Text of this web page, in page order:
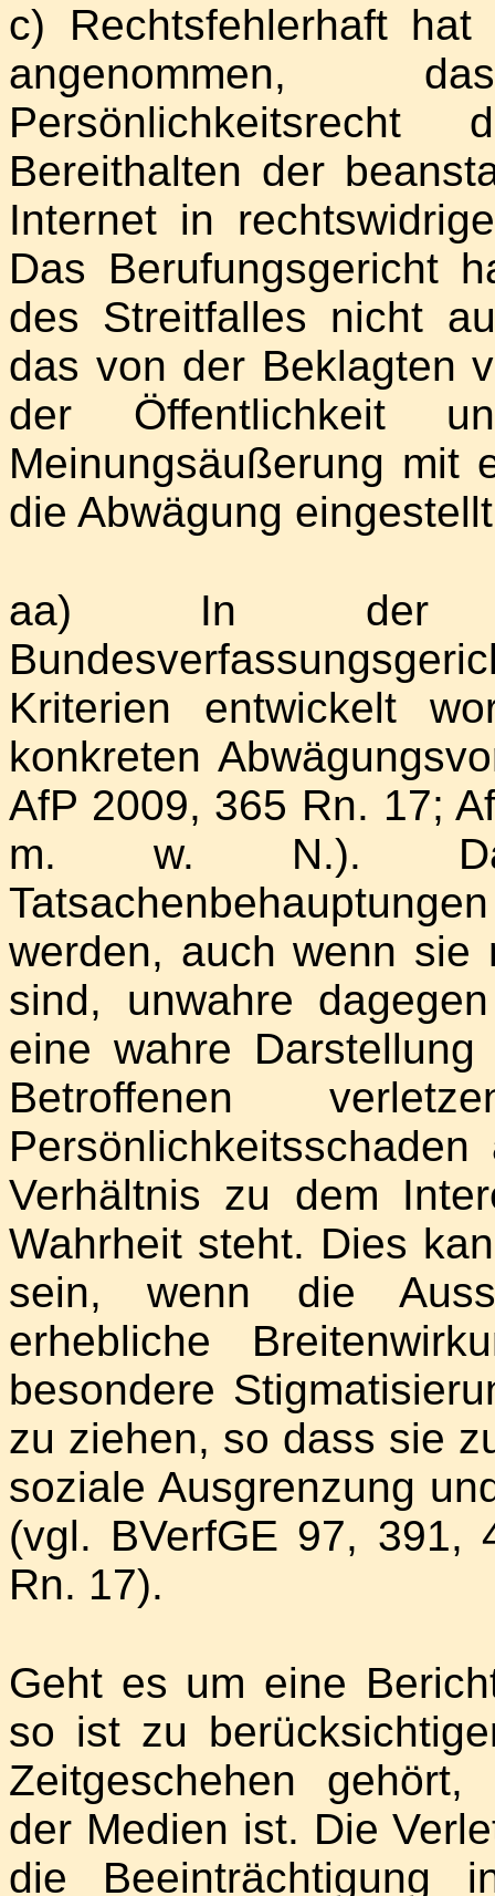
c) Rechtsfehlerhaft
angenommen,
Bereithalten der
Internet in
Das Berufungsgericht
des Streitfalles nicht
das von der Beklagten
der Öffentlichkeit
Meinungsäußerung mit
die Abwägung
aa) In der
Kriterien entwickelt
konkreten
AfP 2009, 365 Rn. 17;
m. w. N.).
werden, auch wenn sie
sind, unwahre
eine wahre
Betroffenen
Verhältnis zu dem
Wahrheit steht. Dies
sein, wenn die
erhebliche
besondere
zu ziehen, so dass sie
soziale Ausgrenzung
(vgl. BVerfGE 97, 391,
Rn. 17).
Geht es um eine
so ist zu
Zeitgeschehen gehört,
der Medien ist. Die
die Beeinträchtigung